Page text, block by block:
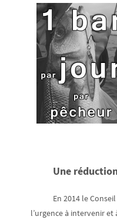
Une
En 2014 le
l’urgence à intervenir